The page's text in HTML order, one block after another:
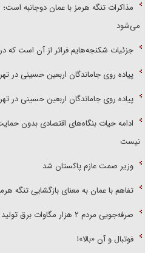
مذاکرات تنگه هرمز با عمان دوجانبه
می‌شود
جزئیات شکنجه‌هایم فراتر از آن است که
پیاده روی جاماندگان اربعین حسینی در
پیاده روی جاماندگان اربعین حسینی در
ادامه حیات بنگاه‌های اقتصادی بدون
نیست
وزیر صمت عازم پاکستان شد
تفاهم با عمان به معنای بازگشایی تنگه
صرفه‌جویی مردم ۲ هزار مگاوات برق تولید کرد
فوتبال و آن «بالا»!